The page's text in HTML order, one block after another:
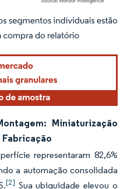
atribuição conforme CC BY 4.0.
Miniaturização
Fabricação
representaram 82,6%
a automação consolidada
[2] Sua ubiquidade elevou o